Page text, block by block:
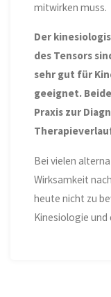
mitwirken muss.
Der
des Tensors
sehr gut für
geeignet.
Praxis zur
Bei vielen
Wirksamkeit
heute nicht zu
Kinesiologie und